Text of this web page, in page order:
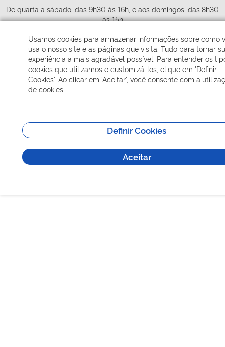
De quarta a sábado, das 9h30 às 16h, e aos domingos, das 8h30
às 15h
ENDEREÇO
R. Paulo de Oliveira, n° 320, Parque Véu das Noivas, Poços de
Usamos cookies para armazenar informações sobre como
usa o nosso site e as páginas que visita. Tudo para tornar
experiência a mais agradável possível. Para entender os
cookies que utilizamos e customizá-los, clique em 'Definir
Cookies'. Ao clicar em 'Aceitar', você consente com a
de cookies.
Definir Cookies
Aceitar